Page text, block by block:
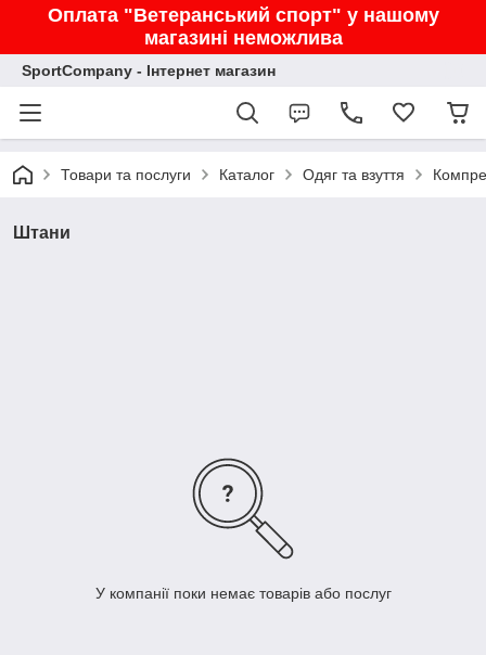
Оплата "Ветеранський спорт" у нашому
магазині неможлива
SportCompany - Інтернет магазин
Товари та послуги Каталог Одяг та взуття
Штани
У компанії поки немає товарів або послуг